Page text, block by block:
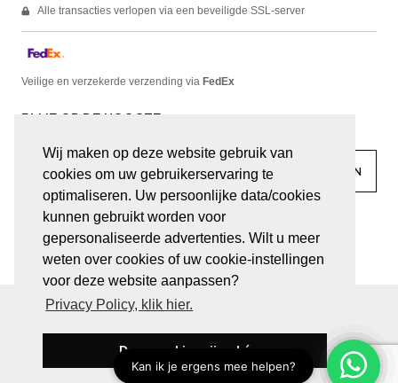
Wij maken op deze website gebruik van
cookies om uw gebruikerservaring te
optimaliseren. Uw persoonlijke data/cookies
kunnen gebruikt worden voor
gepersonaliseerde advertenties. Wilt u meer
weten over cookies of uw cookie-instellingen
voor deze website aanpassen?
Privacy Policy, klik hier.
Deze cookies zijn oké
Alle transacties verlopen via een beveiligde SSL-server
Veilige en verzekerde verzending via FedEx
BLIJF OP DE HOOGTE
facebook linkedin
© JUWELEN HAESEVOETS 2026